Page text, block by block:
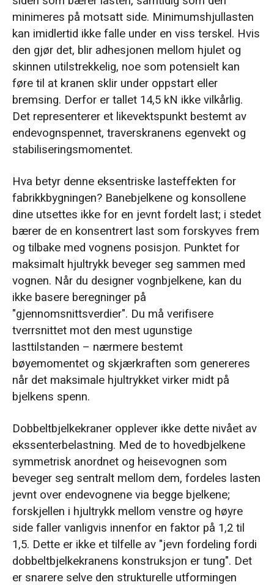
minimeres på motsatt side. Minimumshjullasten
kan imidlertid ikke falle under en viss terskel. Hvis
den gjør det, blir adhesjonen mellom hjulet og
skinnen utilstrekkelig, noe som potensielt kan
føre til at kranen sklir under oppstart eller
bremsing. Derfor er tallet 14,5 kN ikke vilkårlig.
Det representerer et likevektspunkt bestemt av
endevognspennet, traverskranens egenvekt og
stabiliseringsmomentet.
Hva betyr denne eksentriske lasteffekten for
fabrikkbygningen? Banebjelkene og konsollene
dine utsettes ikke for en jevnt fordelt last; i stedet
bærer de en konsentrert last som forskyves frem
og tilbake med vognens posisjon. Punktet for
maksimalt hjultrykk beveger seg sammen med
vognen. Når du designer vognbjelkene, kan du
ikke basere beregninger på
"gjennomsnittsverdier". Du må verifisere
tverrsnittet mot den mest ugunstige
lasttilstanden – nærmere bestemt
bøyemomentet og skjærkraften som genereres
når det maksimale hjultrykket virker midt på
bjelkens spenn.
Dobbeltbjelkekraner opplever ikke dette nivået av
ekssenterbelastning. Med de to hovedbjelkene
symmetrisk anordnet og heisevognen som
beveger seg sentralt mellom dem, fordeles lasten
jevnt over endevognene via begge bjelkene;
forskjellen i hjultrykk mellom venstre og høyre
side faller vanligvis innenfor en faktor på 1,2 til
1,5. Dette er ikke et tilfelle av "jevn fordeling fordi
dobbeltbjelkekranens konstruksjon er tung". Det
er snarere selve den strukturelle utformingen